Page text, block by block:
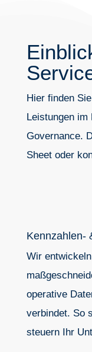
Hier finden
Leistungen im
Governance.
Sheet oder
Kennzahlen-
Wir
operative
verbindet. So
steuern Ihr